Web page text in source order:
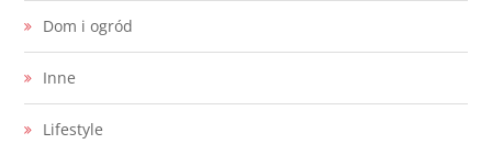
Dom i ogród
Inne
Lifestyle